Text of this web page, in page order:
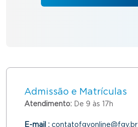
Admissão e Matrículas
Atendimento: De 9 às 17h
E-mail : contatofgvonline@fgv.br